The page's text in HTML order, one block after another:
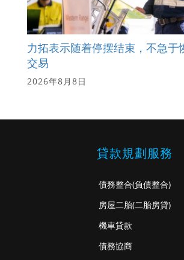
力拓表示随着停摆结束，不急于
交易
2026年8月8日
貸款規劃服務
債務整合(負債整合)
房屋二胎(二胎房貸)
機車貸款
債務協商